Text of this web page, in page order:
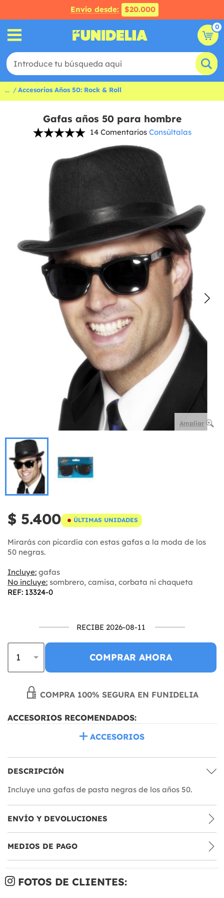
Envío desde: $20.000
0
... Accesorios Años 50: Rock & Roll
Gafas años 50 para hombre
14 Comentarios Consúltalas
Ampliar
$ 5.400 ÚLTIMAS UNIDADES
Mirarás con picardía con estas gafas a la moda de los
50 negras.
Incluye: gafas
No incluye: sombrero, camisa, corbata ni chaqueta
REF: 13324-0
RECIBE 2026-08-11
COMPRAR AHORA
COMPRA 100% SEGURA EN FUNIDELIA
ACCESORIOS RECOMENDADOS:
ACCESORIOS
DESCRIPCIÓN
Incluye una gafas de pasta negras de los años 50.
ENVÍO Y DEVOLUCIONES
MEDIOS DE PAGO
FOTOS DE CLIENTES: